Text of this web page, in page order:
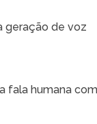
geração de voz
fala humana